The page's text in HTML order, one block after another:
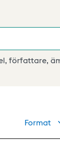
författare,
Format